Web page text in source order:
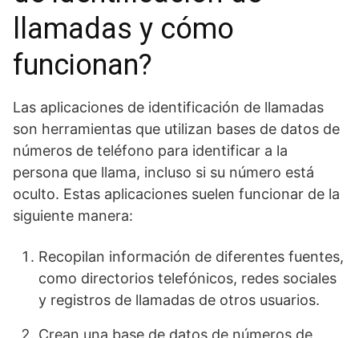
llamadas y cómo
funcionan?
Las aplicaciones de identificación de llamadas
son herramientas que utilizan bases de datos de
números de teléfono para identificar a la
persona que llama, incluso si su número está
oculto. Estas aplicaciones suelen funcionar de la
siguiente manera:
Recopilan información de diferentes fuentes,
como directorios telefónicos, redes sociales
y registros de llamadas de otros usuarios.